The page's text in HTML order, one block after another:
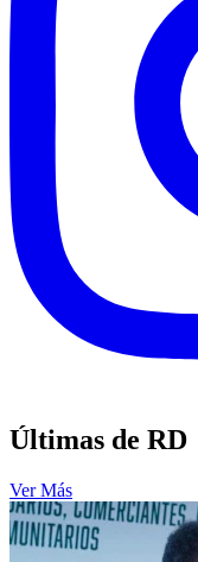
Últimas de RD
Ver Más